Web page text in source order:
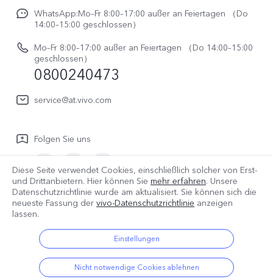
V70 FE
vivo Buds Air3
System Verbesserung
Reparaturerfassung
Benutzerhandbuch
Log aktualisieren
LUTs für Log-Wiederherstellung
Rechtliche Hinweise
vivo Datenschutzcenter
WhatsApp:Mo–Fr 8:00–17:00 außer an Feiertagen （Do
14:00–15:00 geschlossen）
Mo–Fr 8:00–17:00 außer an Feiertagen （Do 14:00–15:00
geschlossen）
0800240473
service@at.vivo.com
Folgen Sie uns
Österreich | Land/Region auswählen
vorbehalten.
Diese Seite verwendet Cookies, einschließlich solcher von Erst-
und Drittanbietern. Hier können Sie mehr erfahren. Unsere
Datenschutzrichtlinie wurde am aktualisiert. Sie können sich die
neueste Fassung der vivo-Datenschutzrichtlinie anzeigen
lassen.
Einstellungen
Nicht notwendige Cookies ablehnen